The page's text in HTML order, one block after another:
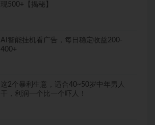
现500+【揭秘】
AI智能挂机看广告，每日稳定收益200-
400+
这2个暴利生意，适合40~50岁中年男人
干，利润一个比一个吓人！